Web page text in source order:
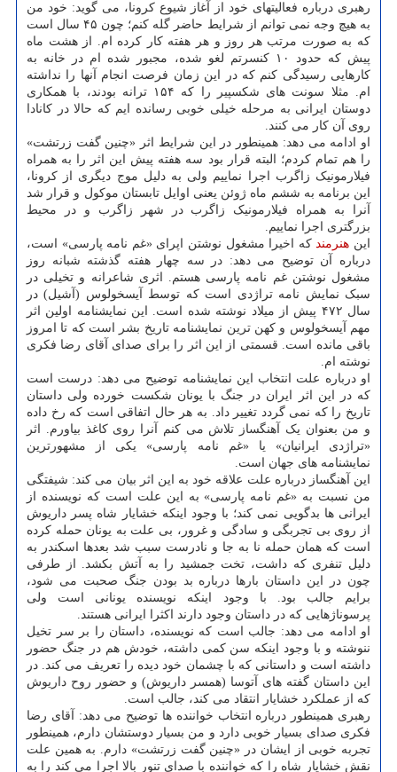
رهبری درباره فعالیتهای خود از آغاز شیوع کرونا، می گوید: خود من
به هیچ وجه نمی توانم از شرایط حاضر گله کنم؛ چون ۴۵ سال است
که به صورت مرتب هر روز و هر هفته کار کرده ام. از هشت ماه
پیش که حدود ۱۰ کنسرتم لغو شده، مجبور شده ام در خانه به
کارهایی رسیدگی کنم که در این زمان فرصت انجام آنها را نداشته
ام. مثلا سونت های شکسپیر را که ۱۵۴ ترانه بودند، با همکاری
دوستان ایرانی به مرحله خیلی خوبی رسانده ایم که حالا در کانادا
روی آن کار می کنند.
او ادامه می دهد: همینطور در این شرایط اثر «چنین گفت زرتشت»
را هم تمام کردم؛ البته قرار بود سه هفته پیش این اثر را به همراه
فیلارمونیک زاگرب اجرا نماییم ولی به دلیل موج دیگری از کرونا،
این برنامه به ششم ماه ژوئن یعنی اوایل تابستان موکول و قرار شد
آنرا به همراه فیلارمونیک زاگرب در شهر زاگرب و در محیط
بزرگتری اجرا نماییم.
این هنرمندکه اخیرا مشغول نوشتن اپرای «غم نامه پارسی» است،
درباره آن توضیح می دهد: در سه چهار هفته گذشته شبانه روز
مشغول نوشتن غم نامه پارسی هستم. اثری شاعرانه و تخیلی در
سبک نمایش نامه تراژدی است که توسط آیسخولوس (آشیل) در
سال ۴۷۲ پیش از میلاد نوشته شده است. این نمایشنامه اولین اثر
مهم آیسخولوس و کهن ترین نمایشنامه تاریخ بشر است که تا امروز
باقی مانده است. قسمتی از این اثر را برای صدای آقای رضا فکری
نوشته ام.
او درباره علت انتخاب این نمایشنامه توضیح می دهد: درست است
که در این اثر ایران در جنگ با یونان شکست خورده ولی داستان
تاریخ را که نمی گردد تغییر داد. به هر حال اتفاقی است که رخ داده
و من بعنوان یک آهنگساز تلاش می کنم آنرا روی کاغذ بیاورم. اثر
«تراژدی ایرانیان» یا «غم نامه پارسی» یکی از مشهورترین
نمایشنامه های جهان است.
این آهنگساز درباره علت علاقه خود به این اثر بیان می کند: شیفتگی
من نسبت به «غم نامه پارسی» به این علت است که نویسنده از
ایرانی ها بدگویی نمی کند؛ با وجود اینکه خشایار شاه پسر داریوش
از روی بی تجربگی و سادگی و غرور، بی علت به یونان حمله کرده
است که همان حمله نا به جا و نادرست سبب شد بعدها اسکندر به
دلیل تنفری که داشت، تخت جمشید را به آتش بکشد. از طرفی
چون در این داستان بارها درباره بد بودن جنگ صحبت می شود،
برایم جالب بود. با وجود اینکه نویسنده یونانی است ولی
پرسوناژهایی که در داستان وجود دارند اکثرا ایرانی هستند.
او ادامه می دهد: جالب است که نویسنده، داستان را بر سر تخیل
ننوشته و با وجود اینکه سن کمی داشته، خودش هم در جنگ حضور
داشته است و داستانی که با چشمان خود دیده را تعریف می کند. در
این داستان گفته های آتوسا (همسر داریوش) و حضور روح داریوش
که از عملکرد خشایار انتقاد می کند، جالب است.
رهبری همینطور درباره انتخاب خواننده ها توضیح می دهد: آقای رضا
فکری صدای بسیار خوبی دارد و من بسیار دوستشان دارم، همینطور
تجربه خوبی از ایشان در «چنین گفت زرتشت» دارم. به همین علت
نقش خشایار شاه را که خواننده با صدای تنور بالا اجرا می کند را به